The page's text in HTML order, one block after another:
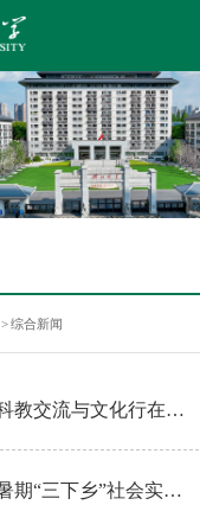
>综合新闻
2026鄂台青年科教交流与文化行在校启动
学校看望慰问暑期“三下乡”社会实践师生